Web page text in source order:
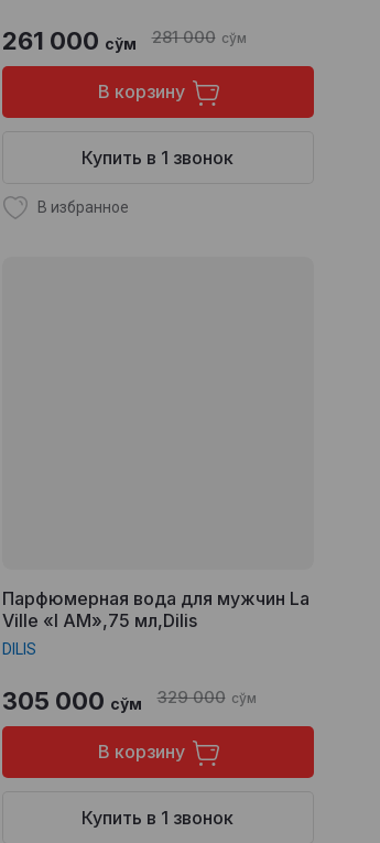
281 000 сўм
261 000 сўм
В корзину
Купить в 1 звонок
В избранное
Парфюмерная вода для мужчин La
Ville «I AM»,75 мл,Dilis
DILIS
329 000 сўм
305 000 сўм
В корзину
Купить в 1 звонок